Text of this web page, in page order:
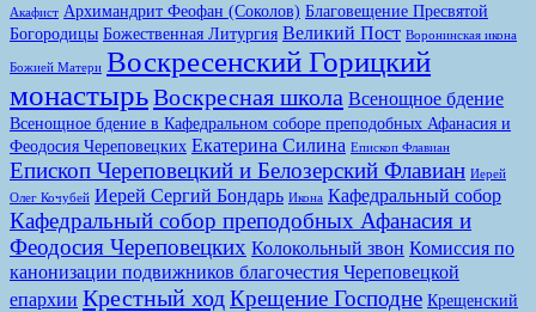
Акафист Архимандрит Феофан (Соколов) Благовещение Пресвятой
Богородицы Божественная Литургия Великий Пост Воронинская икона
Божией Матери Воскресенский Горицкий
монастырьВоскресная школа Всенощное бдение
Всенощное бдение в Кафедральном соборе преподобных Афанасия и
Феодосия Череповецких Екатерина Силина Епископ Флавиан
Епископ Череповецкий и Белозерский Флавиан Иерей
Олег Кочубей Иерей Сергий Бондарь Икона Кафедральный собор
Кафедральный собор преподобных Афанасия и
Феодосия Череповецких Колокольный звон Комиссия по
канонизации подвижников благочестия Череповецкой
епархии Крестный ходКрещение Господне Крещенский